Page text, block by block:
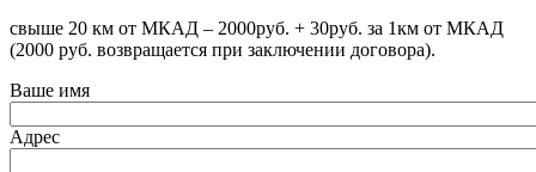
свыше 20 км от МКАД – 2000руб. + 30руб. за 1км от МКАД
(2000 руб. возвращается при заключении договора).
Ваше имя
Адрес